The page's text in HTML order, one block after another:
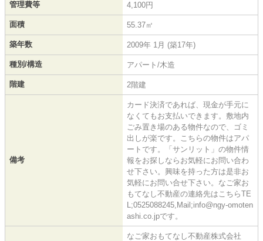
管理費等 4,100円
面積 55.37㎡
築年数 2009年 1月 (築17年)
種別/構造 アパート/木造
階建 2階建
備考
カード決済であれば、現金が手元に
なくてもお支払いできます。敷地内
ごみ置き場のある物件なので、ゴミ
出しが楽です。こちらの物件はアパ
ートです。「サンリット」の物件情
報をお探しならお気軽にお問い合わ
せ下さい。興味を持った方は是非お
気軽にお問い合せ下さい。なご家お
もてなし不動産の連絡先はこちらTE
L;0525088245,Mail;info@ngy-omoten
ashi.co.jpです。
なご家おもてなし不動産株式会社